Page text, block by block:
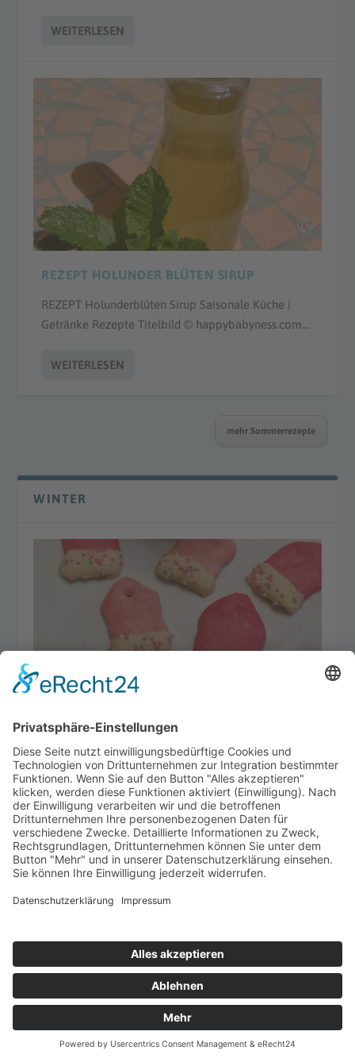
WEITERLESEN
REZEPT HOLUNDER BLÜTEN SIRUP
REZEPT Holunderblüten Sirup Saisonale Küche |
Getränke Rezepte Titelbild © happybabyness.com...
WEITERLESEN
mehr Sommerrezepte
WINTER
REZEPT TEEBEUTEL PLÄTZCHEN
REZEPT Teebeutel Kekse Kekse & Plätzchen | Die
etwas andere Teestunde Rezepte Titelbild ©...
WEITERLESEN